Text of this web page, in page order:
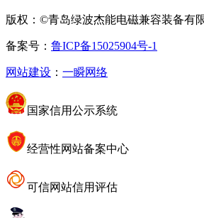
版权：©青岛绿波杰能电磁兼容装备有
备案号： 鲁ICP备15025904号-1
网站建设 ： 一瞬网络
国家信用公示系统
经营性网站备案中心
可信网站信用评估